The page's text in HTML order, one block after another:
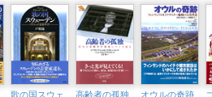
歌の国スウェ
高齢者の孤独 オウルの奇跡